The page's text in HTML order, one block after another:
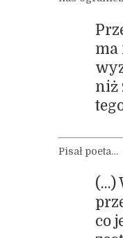
ma
niż
Pisał poeta…
(…)
co